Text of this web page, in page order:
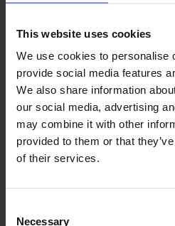
This website uses cookies
We use cookies to personalise
provide social media features
We also share information
our social media, advertising
may combine it with other
provided to them or that
of their services.
Necessary
iecienītākajiem
Frontu piedāvā plašu
palīdz mums nodrošināt
uzņēmumam. Mēs
izmantojot API vai Zapier.